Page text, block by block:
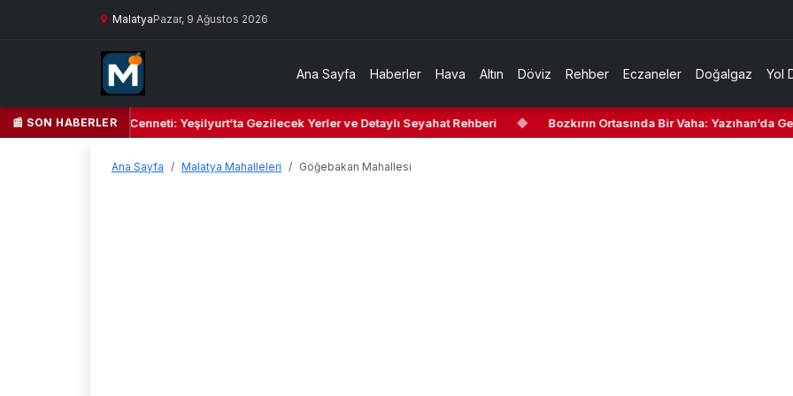
MalatyaPazar, 9 Ağustos 2026
Ana Sayfa Haberler Hava Altın Döviz Rehber Eczaneler Doğalgaz Yol
📰 SON HABERLER
Yeşil Kalbi ve Kültür Cenneti: Yeşilyurt’ta Gezilecek Yerler ve Detaylı Seyahat Rehberi ◆ Bozkırın Ortasında Bir Vaha: Yazıhan’da
Ana Sayfa Malatya Mahalleleri Göğebakan Mahallesi